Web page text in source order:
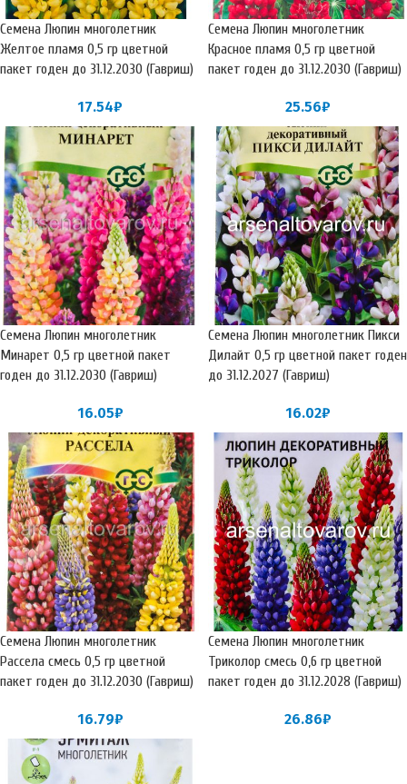
Семена Люпин многолетник
Желтое пламя 0,5 гр цветной
пакет годен до 31.12.2030 (Гавриш)
17.54₽
Семена Люпин многолетник
Красное пламя 0,5 гр цветной
пакет годен до 31.12.2030 (Гавриш)
25.56₽
Семена Люпин многолетник
Минарет 0,5 гр цветной пакет
годен до 31.12.2030 (Гавриш)
16.05₽
Семена Люпин многолетник Пикси
Дилайт 0,5 гр цветной пакет годен
до 31.12.2027 (Гавриш)
16.02₽
Семена Люпин многолетник
Рассела смесь 0,5 гр цветной
пакет годен до 31.12.2030 (Гавриш)
16.79₽
Семена Люпин многолетник
Триколор смесь 0,6 гр цветной
пакет годен до 31.12.2028 (Гавриш)
26.86₽